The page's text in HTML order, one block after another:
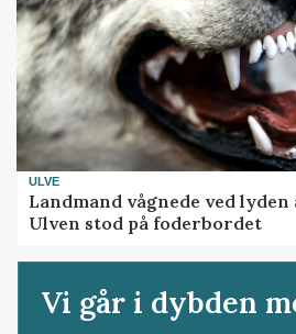
ULVE
Landmand vågnede ved
Ulven stod på foderbordet
Vi går i dybden